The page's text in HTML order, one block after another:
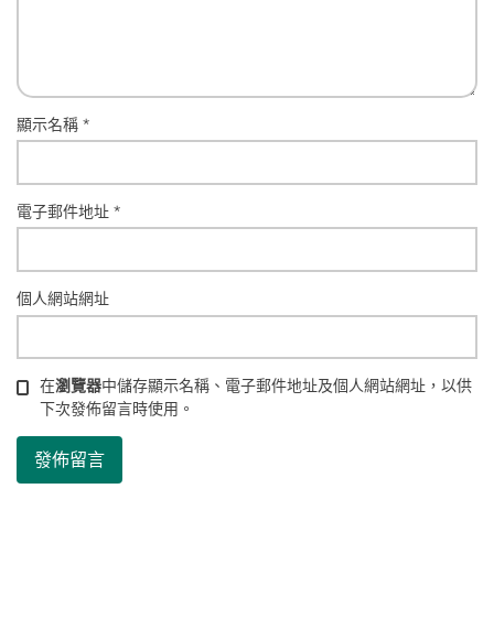
顯示名稱*
電子郵件地址*
個人網站網址
在瀏覽器中儲存顯示名稱、電子郵件地址及個人網站網址，以供
下次發佈留言時使用。